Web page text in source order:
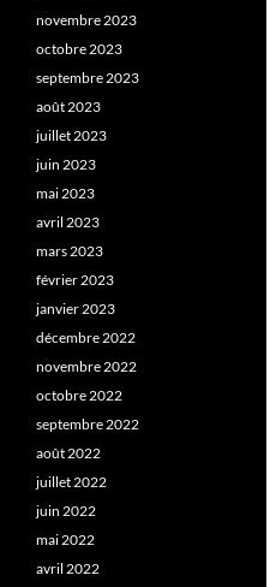
novembre 2023
octobre 2023
septembre 2023
août 2023
juillet 2023
juin 2023
mai 2023
avril 2023
mars 2023
février 2023
janvier 2023
décembre 2022
novembre 2022
octobre 2022
septembre 2022
août 2022
juillet 2022
juin 2022
mai 2022
avril 2022